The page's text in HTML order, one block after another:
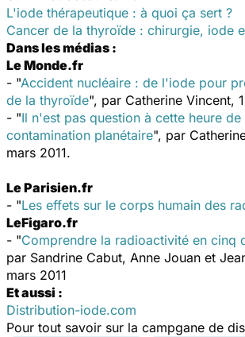
L'iode thérapeutique : à quoi ça sert ?
Cancer de la thyroïde : chirurgie, iode
Dans les médias :
Le Monde.fr
- "Accident nucléaire : de l'iode pour
de la thyroïde", par Catherine Vincent,
- "Il n'est pas question à cette heure
contamination planétaire", par
mars 2011.
Le Parisien.fr
- "Les effets sur le corps humain des
LeFigaro.fr
- "Comprendre la radioactivité en cinq
par Sandrine Cabut, Anne Jouan et
mars 2011
Et aussi :
Distribution-iode.com
Pour tout savoir sur la campgane de